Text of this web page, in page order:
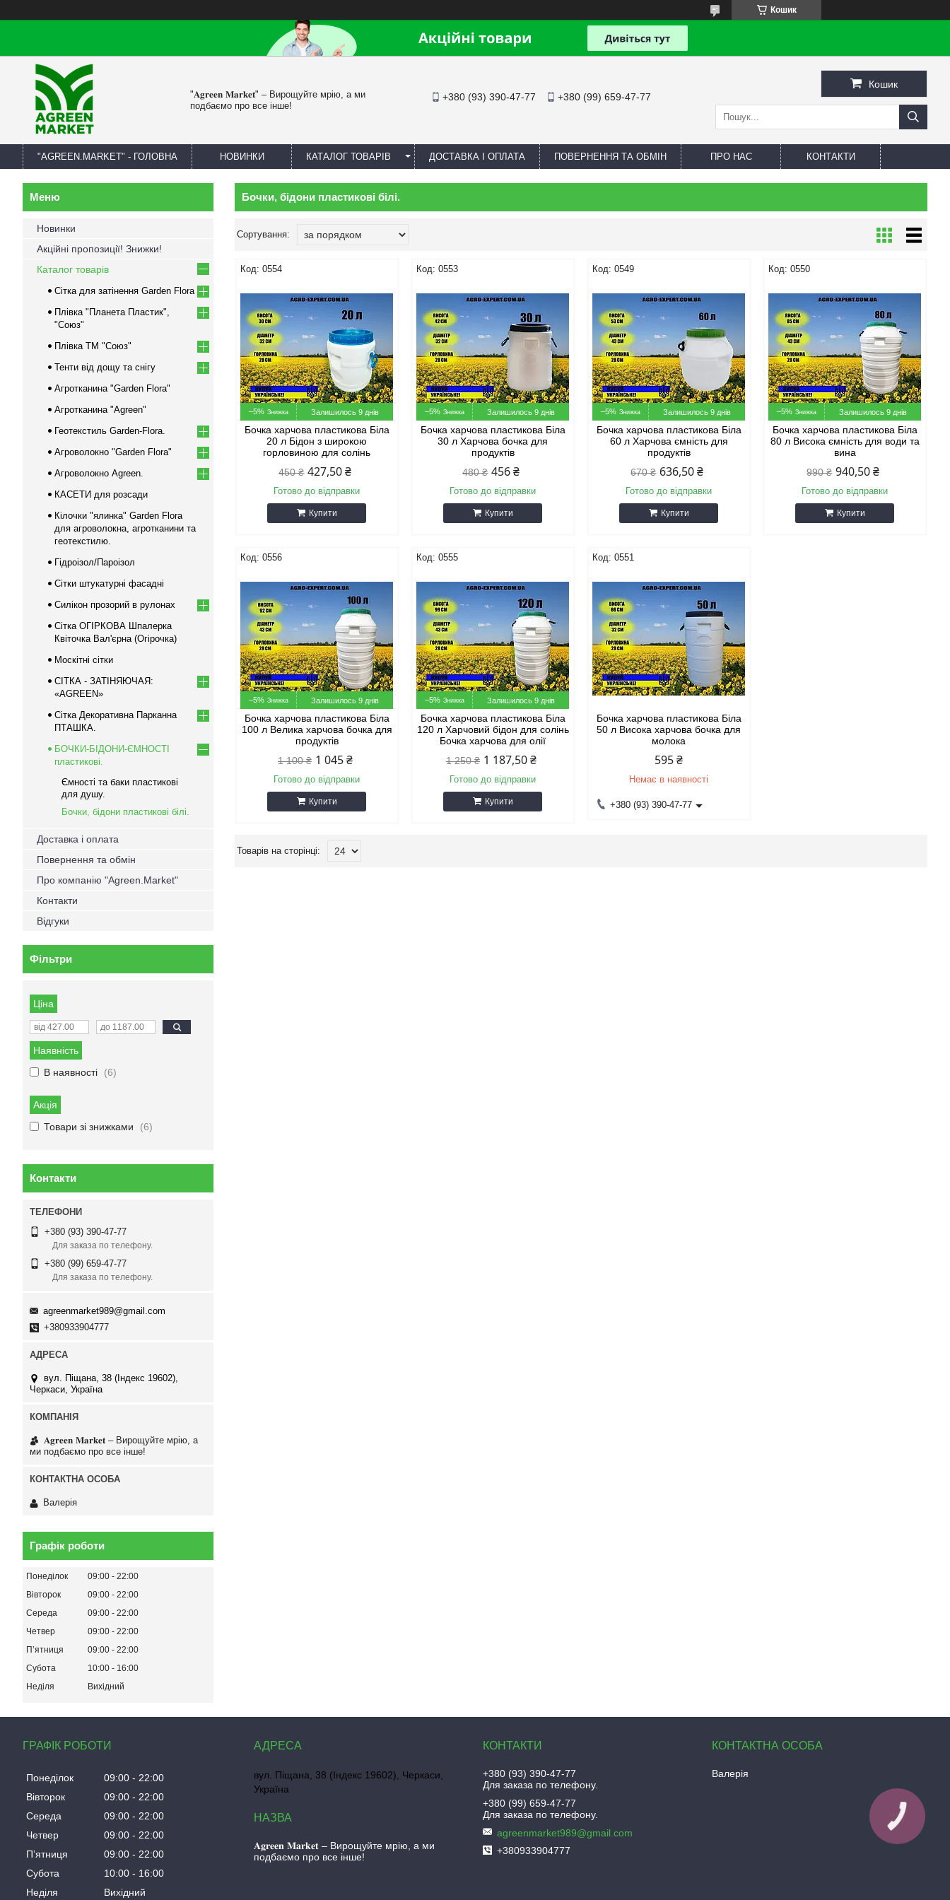
Кошик
"𝐀𝐠𝐫𝐞𝐞𝐧 𝐌𝐚𝐫𝐤𝐞𝐭" – Вирощуйте мрію, а ми
подбаємо про все інше!
+380 (93) 390-47-77 +380 (99) 659-47-77
Кошик
"AGREEN.MARKET" - ГОЛОВНА НОВИНКИ КАТАЛОГ ТОВАРІВ ДОСТАВКА І ОПЛАТА ПОВЕРНЕННЯ ТА ОБМІН ПРО НАС КОНТАКТИ
Бочки, бідони пластикові білі.
0554
–5% Залишилось 9 днів
Бочка харчова пластикова Біла
20 л Бідон з широкою
горловиною для солінь
450 ₴ 427,50 ₴
Готово до відправки
Купити
0553
–5% Залишилось 9 днів
Бочка харчова пластикова Біла
30 л Харчова бочка для
продуктів
480 ₴ 456 ₴
Готово до відправки
Купити
0549
–5% Залишилось 9 днів
Бочка харчова пластикова Біла
60 л Харчова ємність для
продуктів
670 ₴ 636,50 ₴
Готово до відправки
Купити
0550
–5% Залишилось 9 днів
Бочка харчова пластикова Біла
80 л Висока ємність для води та
вина
990 ₴ 940,50 ₴
Готово до відправки
Купити
0556
–5% Залишилось 9 днів
Бочка харчова пластикова Біла
100 л Велика харчова бочка для
продуктів
1 100 ₴ 1 045 ₴
Готово до відправки
Купити
0555
–5% Залишилось 9 днів
Бочка харчова пластикова Біла
120 л Харчовий бідон для солінь
Бочка харчова для олії
1 250 ₴ 1 187,50 ₴
Готово до відправки
Купити
0551
Бочка харчова пластикова Біла
50 л Висока харчова бочка для
молока
595 ₴
Немає в наявності
+380 (93) 390-47-77
Новинки
Акційні пропозиції! Знижки!
Каталог товарів
Сітка для затінення Garden Flora
Плівка "Планета Пластик",
"Союз"
Плівка ТМ "Союз"
Тенти від дощу та снігу
Агротканина "Garden Flora"
Агротканина "Agreen"
Геотекстиль Garden-Flora.
Агроволокно "Garden Flora"
Агроволокно Agreen.
КАСЕТИ для розсади
Кілочки "ялинка" Garden Flora
для агроволокна, агротканини та
геотекстилю.
Гідроізол/Пароізол
Сітки штукатурні фасадні
Силікон прозорий в рулонах
Сітка ОГІРКОВА Шпалерка
Квіточка Вал'єрна (Огірочка)
Москітні сітки
СІТКА - ЗАТІНЯЮЧАЯ:
«AGREEN»
Сітка Декоративна Парканна
ПТАШКА.
БОЧКИ-БІДОНИ-ЄМНОСТІ
пластикові.
Ємності та баки пластикові
для душу.
Бочки, бідони пластикові білі.
Доставка і оплата
Повернення та обмін
Про компанію "Agreen.Market"
Контакти
Відгуки
Фільтри
Ціна
Наявність
В наявності
6
Акція
Товари зі знижками
6
Контакти
+380 (93) 390-47-77
Для заказа по телефону.
+380 (99) 659-47-77
Для заказа по телефону.
agreenmarket989@gmail.com
+380933904777
вул. Піщана, 38 (Індекс 19602),
Черкаси, Україна
𝐀𝐠𝐫𝐞𝐞𝐧 𝐌𝐚𝐫𝐤𝐞𝐭 – Вирощуйте мрію, а
ми подбаємо про все інше!
Валерія
Графік роботи
Понеділок 09:00
22:00
Вівторок
09:00
22:00
Середа
09:00
22:00
Четвер
09:00
22:00
Пʼятниця
09:00
22:00
Субота
10:00
16:00
Неділя
Вихідний
ГРАФІК РОБОТИ
Понеділок 09:00
22:00
Вівторок
09:00
22:00
Середа
09:00
22:00
Четвер
09:00
22:00
Пʼятниця
09:00
22:00
Субота
10:00
16:00
Неділя
Вихідний
вул. Піщана, 38 (Індекс 19602), Черкаси,
Україна
𝐀𝐠𝐫𝐞𝐞𝐧 𝐌𝐚𝐫𝐤𝐞𝐭 – Вирощуйте мрію, а ми
подбаємо про все інше!
+380 (93) 390-47-77
Для заказа по телефону.
+380 (99) 659-47-77
Для заказа по телефону.
agreenmarket989@gmail.com
+380933904777
Валерія